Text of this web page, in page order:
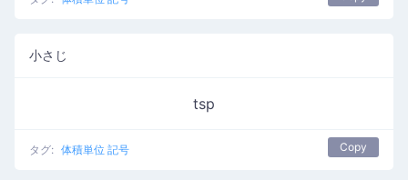
小さじ
tsp
タグ: 体積単位 記号 Copy